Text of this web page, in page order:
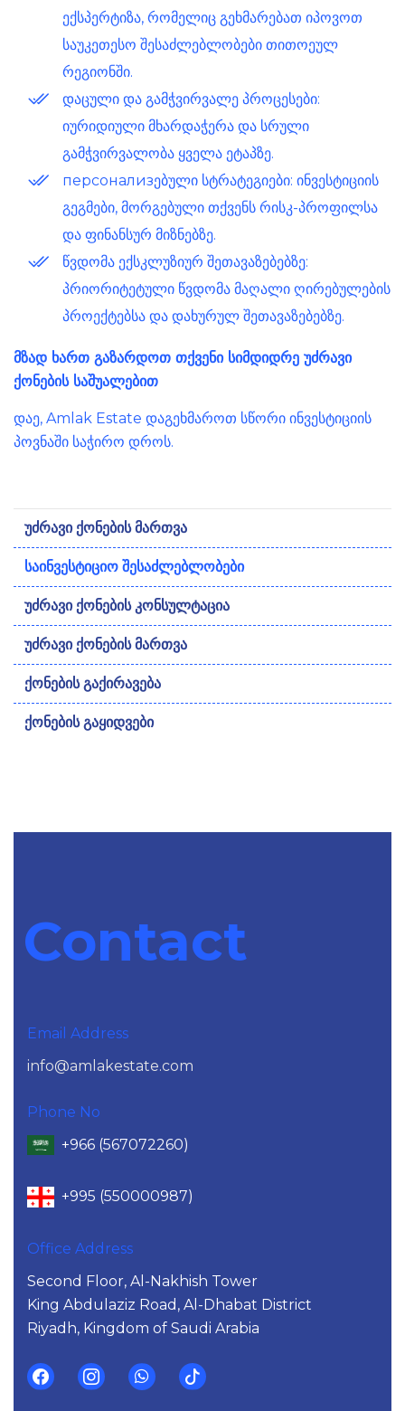
უძრავი ქონების მართვა
საინვესტიციო შესაძლებლობები
უძრავი ქონების კონსულტაცია
უძრავი ქონების მართვა
ქონების გაქირავება
ქონების გაყიდვები
ექსპერტიზა, რომელიც გეხმარებათ იპოვოთ
საუკეთესო შესაძლებლობები თითოეულ
რეგიონში.
დაცული და გამჭვირვალე პროცესები:
იურიდიული მხარდაჭერა და სრული
გამჭვირვალობა ყველა ეტაპზე.
персонализებული სტრატეგიები: ინვესტიციის
გეგმები, მორგებული თქვენს რისკ-პროფილსა
და ფინანსურ მიზნებზე.
წვდომა ექსკლუზიურ შეთავაზებებზე:
პრიორიტეტული წვდომა მაღალი ღირებულების
პროექტებსა და დახურულ შეთავაზებებზე.
მზად ხართ გაზარდოთ თქვენი სიმდიდრე უძრავი
ქონების საშუალებით
დაე, Amlak Estate დაგეხმაროთ სწორი ინვესტიციის
პოვნაში საჭირო დროს.
Contact
Email Address
info@amlakestate.com
Phone No
+966 (567072260)
+995 (550000987)
Office Address
Second Floor, Al-Nakhish Tower
King Abdulaziz Road, Al-Dhabat District
Riyadh, Kingdom of Saudi Arabia